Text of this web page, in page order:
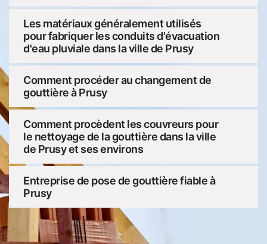
Les matériaux généralement utilisés
pour fabriquer les conduits d'évacuation
d'eau pluviale dans la ville de Prusy
Comment procéder au changement de
gouttière à Prusy
Comment procèdent les couvreurs pour
le nettoyage de la gouttière dans la ville
de Prusy et ses environs
Entreprise de pose de gouttière fiable à
Prusy